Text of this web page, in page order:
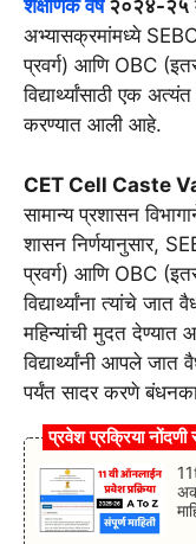
शैक्षणिक वर्ष२०२४-२५
अभ्यासक्रमांमध्ये
प्रवर्ग) आणि OBC
विद्यार्थ्यांसाठी एक
करण्यात आली आहे.
CET Cell Caste
सामान्य प्रशासन
शासन निर्णयानुसार,
प्रवर्ग) आणि OBC (इतर
विद्यार्थ्यांना त्यांचे
महिन्यांची मुदत देण्यात
विद्यार्थ्यांनी आपले जात
पर्यंत सादर करणे
प्रवेश प्रक्रिया